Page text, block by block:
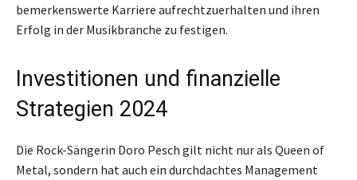
bemerkenswerte Karriere aufrechtzuerhalten und ihren
Erfolg in der Musikbranche zu festigen.
Investitionen und finanzielle
Strategien 2024
Die Rock-Sängerin Doro Pesch gilt nicht nur als Queen of
Metal, sondern hat auch ein durchdachtes Management